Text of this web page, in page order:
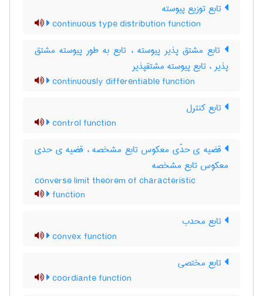
تابع توزیع پیوسته
continuous type distribution function
تابع مشتق پذیر پیوسته ، تابع به طور پیوسته مشتق
پذیر ، تابع پیوسته مشتقپذیر
continuously differentiable function
تابع کنترل
control function
قضیه ی حدّی معکوس تابع مشخصه ، قضیه ی حدی
معکوس تابع مشخصه
converse limit theorem of characteristic
function
تابع محدب
convex function
تابع مختصی
coordiante function